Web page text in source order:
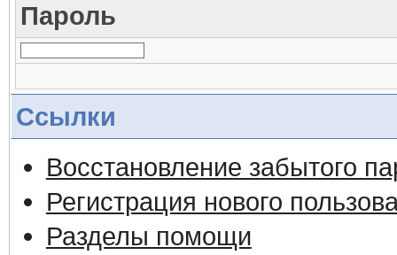
Пароль
Ссылки
Восстановление забытого
Регистрация нового
Разделы помощи